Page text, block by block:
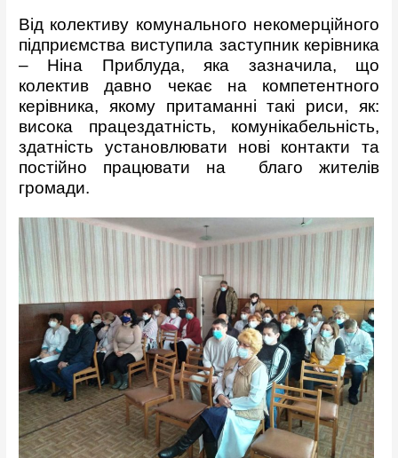
Від колективу комунального некомерційного
підприємства виступила заступник керівника
– Ніна Приблуда, яка зазначила, що
колектив давно чекає на компетентного
керівника, якому притаманні такі риси, як:
висока працездатність, комунікабельність,
здатність установлювати нові контакти та
постійно працювати на благо жителів
громади.